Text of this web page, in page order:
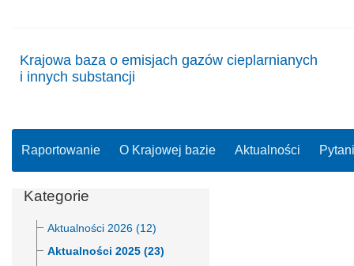
Krajowa baza o emisjach gazów cieplarnianych
i innych substancji
Raportowanie O Krajowej bazie Aktualności
Kategorie
Aktualności 2026 (12)
Aktualności 2025 (23)